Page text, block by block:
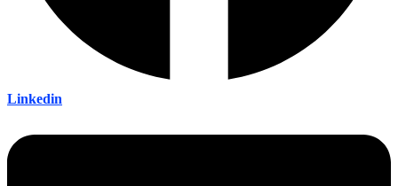
Linkedin